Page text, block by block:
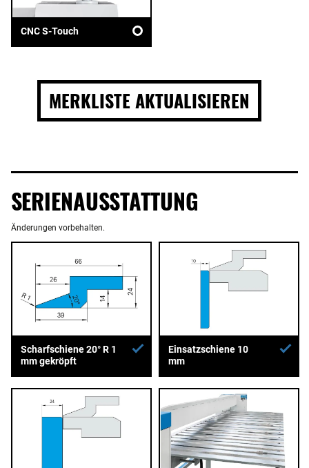
CNC S-Touch
MERKLISTE AKTUALISIEREN
SERIENAUSSTATTUNG
Änderungen vorbehalten.
Scharfschiene 20° R 1
mm gekröpft
Einsatzschiene 10
mm